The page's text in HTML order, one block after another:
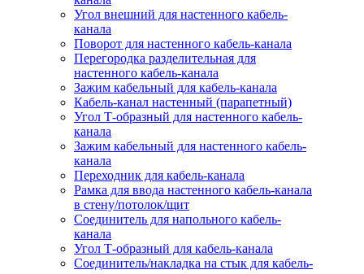
Угол внешний для настенного кабель-
канала
Поворот для настенного кабель-канала
Перегородка разделительная для
настенного кабель-канала
Зажим кабельный для кабель-канала
Кабель-канал настенный (парапетный)
Угол Т-образный для настенного кабель-
канала
Зажим кабельный для настенного кабель-
канала
Переходник для кабель-канала
Рамка для ввода настенного кабель-канала
в стену/потолок/щит
Соединитель для напольного кабель-
канала
Угол Т-образный для кабель-канала
Соединитель/накладка на стык для кабель-